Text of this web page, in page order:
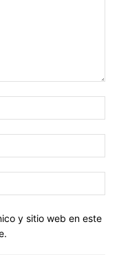
y sitio web en este